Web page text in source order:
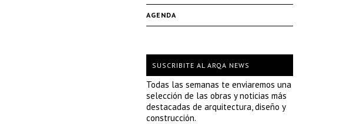
AGENDA
SUSCRIBITE AL ARQA NEWS
Todas las semanas te enviaremos una
selección de las obras y noticias más
destacadas de arquitectura, diseño y
construcción.